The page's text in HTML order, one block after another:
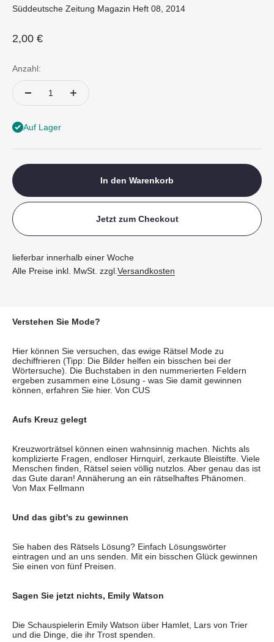
Süddeutsche Zeitung Magazin Heft 08, 2014
Angebot
2,00 €
Anzahl:
Auf Lager
In den Warenkorb
Jetzt zum Checkout
lieferbar innerhalb einer Woche
Alle Preise inkl. MwSt. zzgl. Versandkosten
Verstehen Sie Mode?
Hier können Sie versuchen, das ewige Rätsel Mode zu
dechiffrieren (Tipp: Die Bilder helfen ein bisschen bei der
Wörtersuche). Die Buchstaben in den nummerierten Feldern
ergeben zusammen eine Lösung - was Sie damit gewinnen
können, erfahren Sie hier. Von CUS
Aufs Kreuz gelegt
Kreuzworträtsel können einen wahnsinnig machen. Nichts als
komplizierte Fragen, endloser Hirnquirl, zerkaute Bleistifte. Viele
Menschen finden, Rätsel seien völlig nutzlos. Aber genau das ist
das Gute daran! Annäherung an ein rätselhaftes Phänomen.
Von Max Fellmann
Und das gibt's zu gewinnen
Sie haben des Rätsels Lösung? Einfach Lösungswörter
eintragen und an uns senden. Mit ein bisschen Glück gewinnen
Sie einen von fünf Preisen.
Sagen Sie jetzt nichts, Emily Watson
Die Schauspielerin Emily Watson über Hamlet, Lars von Trier
und die Dinge, die ihr Trost spenden.